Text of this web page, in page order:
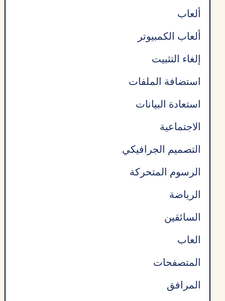
ألعاب
ألعاب الكمبيوتر
إلغاء التثبيت
استضافة الملفات
استعادة البيانات
الاجتماعية
التصميم الجرافيكي
الرسوم المتحركة
الرياضة
السائقين
العاب
المتصفحات
المرافق